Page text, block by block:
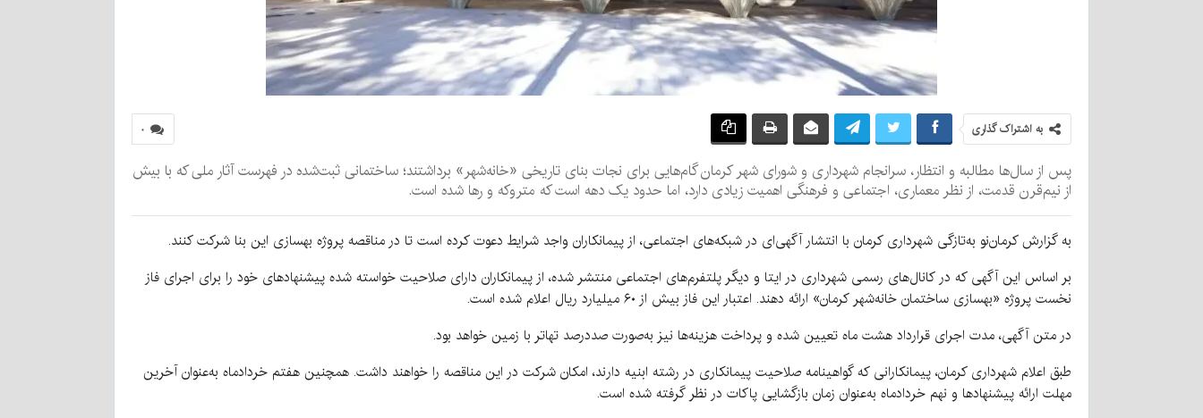
۰ به اشتراک گذاری
پس از سال‌ها مطالبه و انتظار، سرانجام شهرداری و شورای شهر کرمان گام‌هایی برای نجات بنای تاریخی «خانه‌شهر» برداشتند؛ ساختمانی ثبت‌شده در فهرست آثار ملی که با بیش
از نیم‌قرن قدمت، از نظر معماری، اجتماعی و فرهنگی اهمیت زیادی دارد، اما حدود یک دهه است که متروکه و رها شده است.
به گزارش کرمان‌نو به‌تازگی شهرداری کرمان با انتشار آگهی‌ای در شبکه‌های اجتماعی، از پیمانکاران واجد شرایط دعوت کرده است تا در مناقصه پروژه بهسازی این بنا شرکت کنند.
بر اساس این آگهی که در کانال‌های رسمی شهرداری در ایتا و دیگر پلتفرم‌های اجتماعی منتشر شده، از پیمانکاران دارای صلاحیت خواسته شده پیشنهادهای خود را برای اجرای فاز
نخست پروژه «بهسازی ساختمان خانه‌شهر کرمان» ارائه دهند. اعتبار این فاز بیش از ۶۰ میلیارد ریال اعلام شده است.
در متن آگهی، مدت اجرای قرارداد هشت ماه تعیین شده و پرداخت هزینه‌ها نیز به‌صورت صددرصد تهاتر با زمین خواهد بود.
طبق اعلام شهرداری کرمان، پیمانکارانی که گواهینامه صلاحیت پیمانکاری در رشته ابنیه دارند، امکان شرکت در این مناقصه را خواهند داشت. همچنین هفتم خردادماه به‌عنوان آخرین
مهلت ارائه پیشنهادها و نهم خردادماه به‌عنوان زمان بازگشایی پاکات در نظر گرفته شده است.